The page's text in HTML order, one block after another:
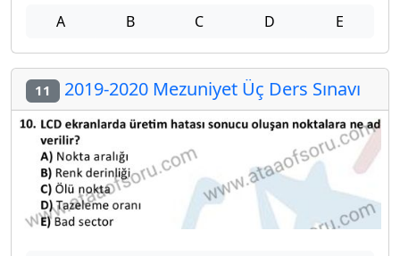
A B C D E
11 2019-2020 Mezuniyet Üç Ders Sınavı